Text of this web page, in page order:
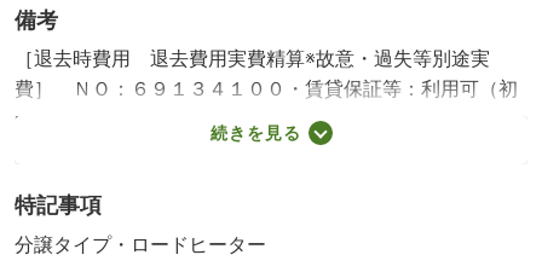
備考
［退去時費用 退去費用実費精算※故意・過失等別途実
費］ ＮＯ：６９１３４１００・賃貸保証等：利用可（初
回保証料 ５０％・更新料８００円／月（日）５０％・更
新料１．３万円／年か１２０％・更新料無（全））・★当
もご紹介可能★ＬＩＮＥ電話やテレビ電話で実際のお部屋
とライブ中継も可能です★初期費用のカード決済や交渉等
続きを見る
特記事項
分譲タイプ・ロードヒーター